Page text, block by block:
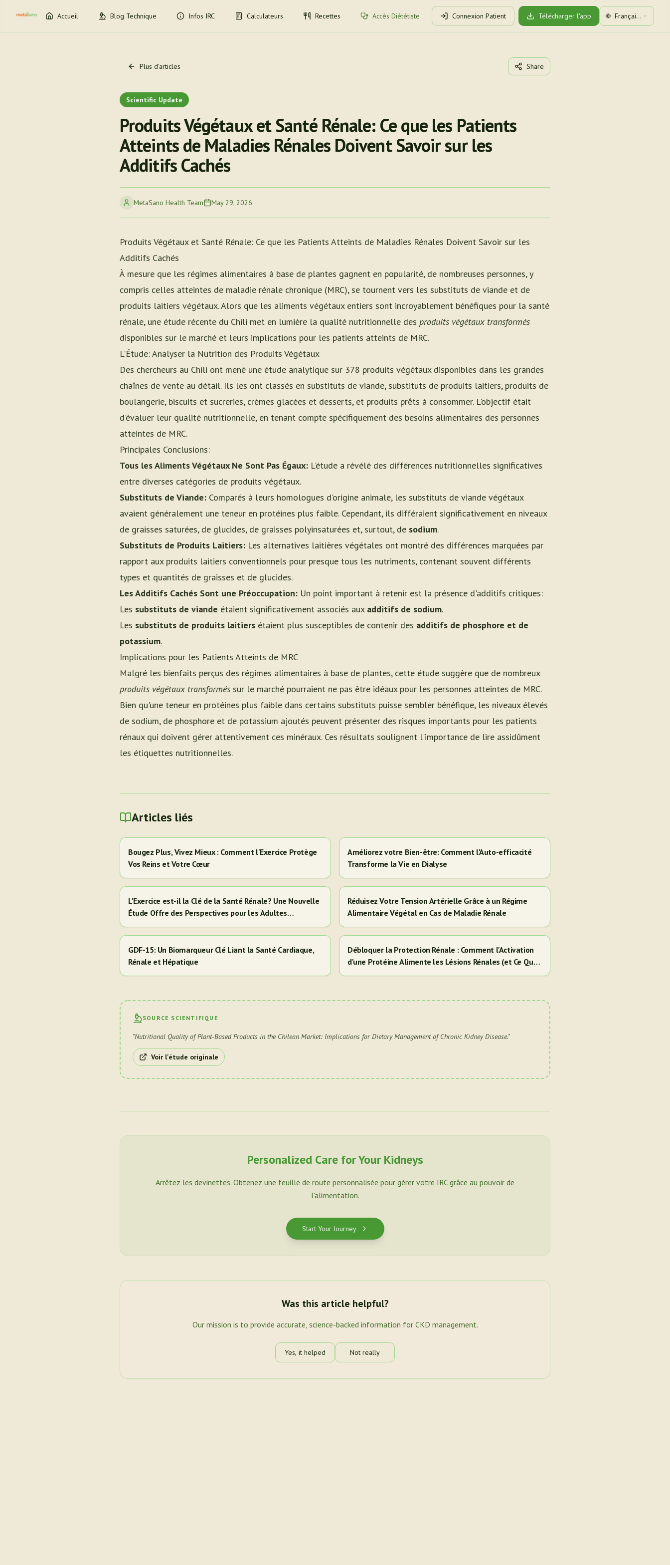
Accueil Blog Technique Infos IRC Calculateurs Recettes Accès Diététiste Connexion Patient Télécharger l'app
Français
(Canada)
Plus d'articles Share
Scientific Update
Produits Végétaux et Santé Rénale: Ce que les Patients
Atteints de Maladies Rénales Doivent Savoir sur les
Additifs Cachés
MetaSano Health Team May 29, 2026
Produits Végétaux et Santé Rénale: Ce que les Patients Atteints de Maladies Rénales Doivent Savoir sur les
Additifs Cachés
À mesure que les régimes alimentaires à base de plantes gagnent en popularité, de nombreuses personnes, y
compris celles atteintes de maladie rénale chronique (MRC), se tournent vers les substituts de viande et de
produits laitiers végétaux. Alors que les aliments végétaux entiers sont incroyablement bénéfiques pour la santé
rénale, une étude récente du Chili met en lumière la qualité nutritionnelle des produits végétaux transformés
disponibles sur le marché et leurs implications pour les patients atteints de MRC.
L'Étude: Analyser la Nutrition des Produits Végétaux
Des chercheurs au Chili ont mené une étude analytique sur 378 produits végétaux disponibles dans les grandes
chaînes de vente au détail. Ils les ont classés en substituts de viande, substituts de produits laitiers, produits de
boulangerie, biscuits et sucreries, crèmes glacées et desserts, et produits prêts à consommer. L'objectif était
d'évaluer leur qualité nutritionnelle, en tenant compte spécifiquement des besoins alimentaires des personnes
atteintes de MRC.
Principales Conclusions:
Tous les Aliments Végétaux Ne Sont Pas Égaux: L'étude a révélé des différences nutritionnelles significatives
entre diverses catégories de produits végétaux.
Substituts de Viande: Comparés à leurs homologues d'origine animale, les substituts de viande végétaux
avaient généralement une teneur en protéines plus faible. Cependant, ils différaient significativement en niveaux
de graisses saturées, de glucides, de graisses polyinsaturées et, surtout, de sodium.
Substituts de Produits Laitiers: Les alternatives laitières végétales ont montré des différences marquées par
rapport aux produits laitiers conventionnels pour presque tous les nutriments, contenant souvent différents
types et quantités de graisses et de glucides.
Les Additifs Cachés Sont une Préoccupation: Un point important à retenir est la présence d'additifs critiques:
Les substituts de viande étaient significativement associés aux additifs de sodium.
Les substituts de produits laitiers étaient plus susceptibles de contenir des additifs de phosphore et de
potassium.
Implications pour les Patients Atteints de MRC
Malgré les bienfaits perçus des régimes alimentaires à base de plantes, cette étude suggère que de nombreux
produits végétaux transformés sur le marché pourraient ne pas être idéaux pour les personnes atteintes de MRC.
Bien qu'une teneur en protéines plus faible dans certains substituts puisse sembler bénéfique, les niveaux élevés
de sodium, de phosphore et de potassium ajoutés peuvent présenter des risques importants pour les patients
rénaux qui doivent gérer attentivement ces minéraux. Ces résultats soulignent l'importance de lire assidûment
les étiquettes nutritionnelles.
Articles liés
Bougez Plus, Vivez Mieux : Comment l'Exercice Protège
Vos Reins et Votre Cœur
Améliorez votre Bien-être: Comment l'Auto-efficacité
Transforme la Vie en Dialyse
L'Exercice est-il la Clé de la Santé Rénale? Une Nouvelle
Étude Offre des Perspectives pour les Adultes
Hispaniques/Latinos
Réduisez Votre Tension Artérielle Grâce à un Régime
Alimentaire Végétal en Cas de Maladie Rénale
GDF-15: Un Biomarqueur Clé Liant la Santé Cardiaque,
Rénale et Hépatique
Débloquer la Protection Rénale : Comment l'Activation
d'une Protéine Alimente les Lésions Rénales (et Ce Que
Cela Signifie Pour Vous)
SOURCE SCIENTIFIQUE
"Nutritional Quality of Plant-Based Products in the Chilean Market: Implications for Dietary Management of Chronic Kidney Disease."
Voir l'étude originale
Personalized Care for Your Kidneys
Arrêtez les devinettes. Obtenez une feuille de route personnalisée pour gérer votre IRC grâce au pouvoir de
l'alimentation.
Start Your Journey
Was this article helpful?
Our mission is to provide accurate, science-backed information for CKD management.
Yes, it helped Not really